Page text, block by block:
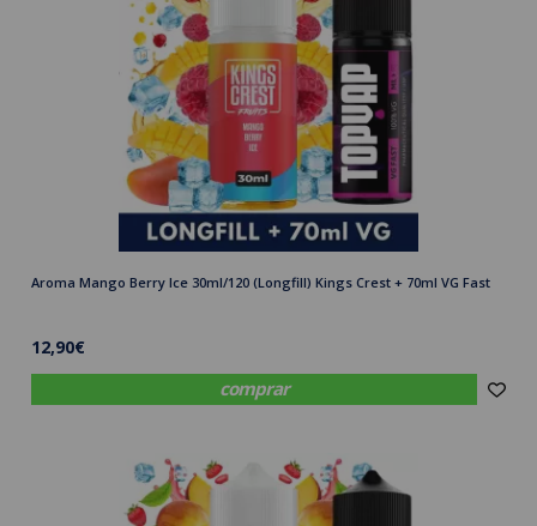
comprar
Aroma Mango Berry Ice 30ml/120 (Longfill) Kings Crest + 70ml VG Fast
12,90€